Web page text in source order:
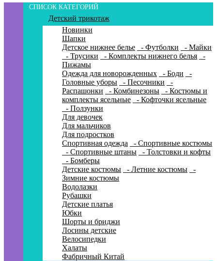
СПИСОК КАТЕГОРИЙ
Детский трикотаж
Новинки
Шапки
Детское нижнее белье
- Футболки
- Майки
- Трусики
- Комплекты нижнего белья
-
Пижамы
Одежда для новорожденных
- Боди
-
Головные уборы
- Песочники
-
Распашонки
- Комбинезоны
- Костюмы и
комплекты ясельные
- Кофточки ясельные
- Ползунки
Для девочек
Для мальчиков
Для подростков
Спортивная одежда
- Спортивные костюмы
- Спортивные штаны
- Толстовки и кофты
- Бомберы
Детские костюмы
- Летние костюмы
-
Зимние костюмы
Водолазки
Рубашки
Детские платья
Юбки
Шорты и бриджи
Лосины детские
Велосипедки
Халаты
Фабричный Китай